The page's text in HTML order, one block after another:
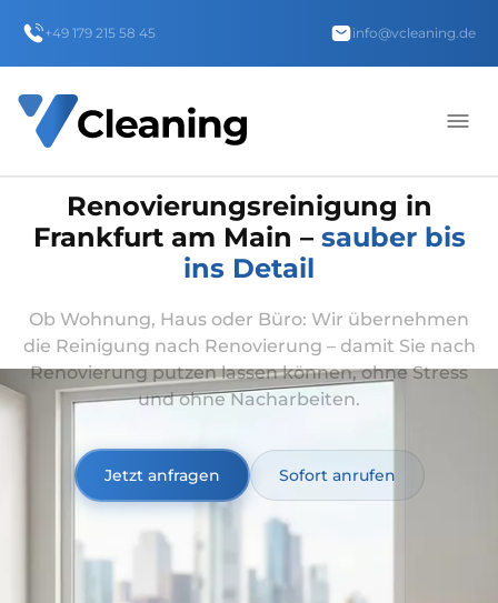
+49 179 215 58 45 info@vcleaning.de
Renovierungsreinigung in
Frankfurt am Main – sauber bis
ins Detail
Ob Wohnung, Haus oder Büro: Wir übernehmen
die Reinigung nach Renovierung – damit Sie nach
Renovierung putzen lassen können, ohne Stress
und ohne Nacharbeiten.
Jetzt anfragen Sofort anrufen